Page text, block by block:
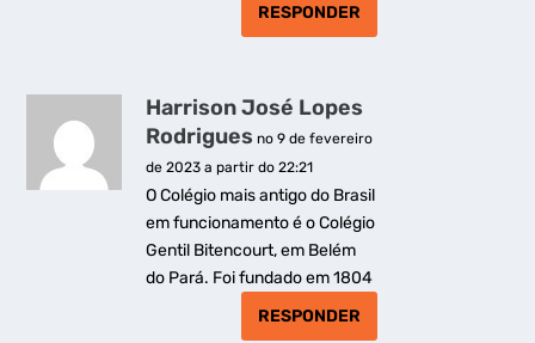
RESPONDER
Harrison José Lopes
Rodrigues no 9 de fevereiro
de 2023 a partir do 22:21
O Colégio mais antigo do Brasil
em funcionamento é o Colégio
Gentil Bitencourt, em Belém
do Pará. Foi fundado em 1804
RESPONDER